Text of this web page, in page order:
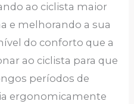
ao ciclista maior
e melhorando a sua
do conforto que a
ao ciclista para que
períodos de
ergonomicamente